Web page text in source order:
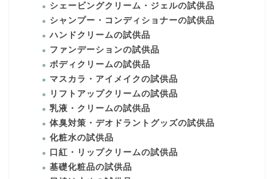
シェービングクリーム・ジェルの試供品
シャンプー・コンディショナーの試供品
ハンドクリームの試供品
ファンデーションの試供品
ボディクリームの試供品
マスカラ・アイメイクの試供品
リフトアップクリームの試供品
乳液・クリームの試供品
体臭対策・デオドラントグッズの試供品
化粧水の試供品
口紅・リップクリームの試供品
基礎化粧品の試供品